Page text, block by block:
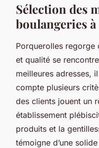
Sélection des
boulangeries
Porquerolles regorge
et qualité se
meilleures adresses,
compte plusieurs
des clients jouent un
établissement
produits et la
témoigne d’une